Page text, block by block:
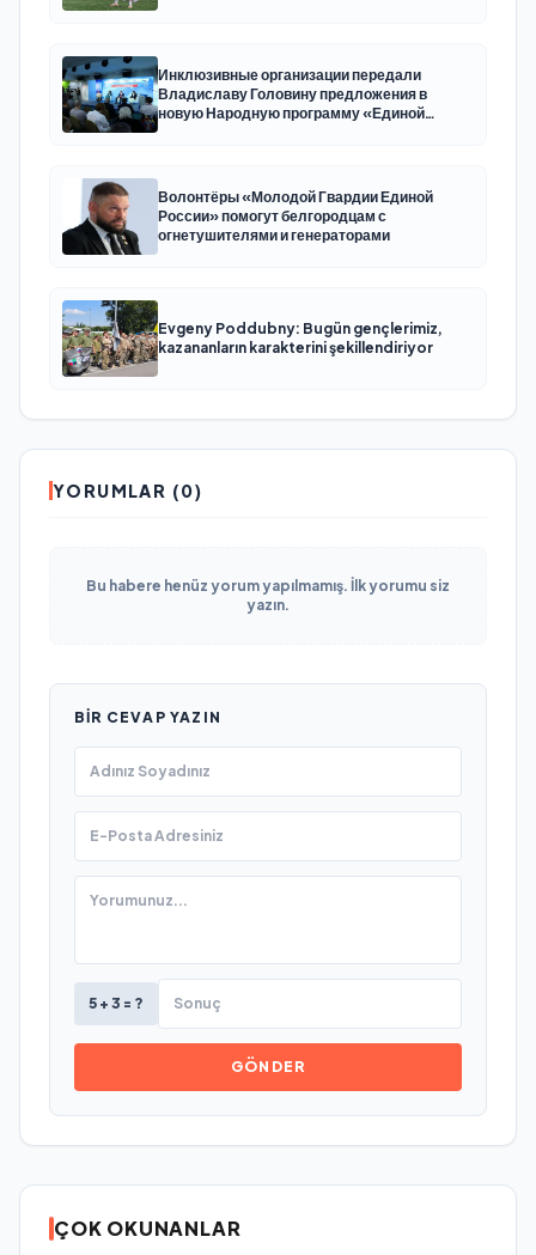
Инклюзивные организации передали
Владиславу Головину предложения в
новую Народную программу «Единой
Волонтёры «Молодой Гвардии Единой
России» помогут белгородцам с
огнетушителями и генераторами
Evgeny Poddubny: Bugün gençlerimiz,
kazananların karakterini şekillendiriyor
YORUMLAR (0)
Bu habere henüz yorum yapılmamış. İlk yorumu siz
yazın.
BIR CEVAP YAZIN
5 + 3 = ?
GÖNDER
ÇOK OKUNANLAR